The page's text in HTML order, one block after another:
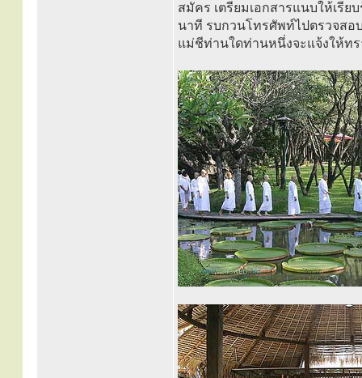
สมัคร เตรียมเอกสารแนบให้เรีย
นาที รบกวนโทรศัพท์ไปตรวจสอ
แม่ชีท่านใดท่านหนึ่งจะแจ้งให้ท